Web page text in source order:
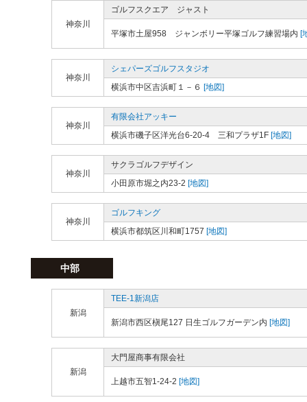
神奈川
ゴルフスクエア ジャスト
平塚市土屋958 ジャンボリー平塚ゴルフ練習場内 [
神奈川
シェパーズゴルフスタジオ
横浜市中区吉浜町１－６ [地図]
神奈川
有限会社アッキー
横浜市磯子区洋光台6-20-4 三和プラザ1F [地図]
神奈川
サクラゴルフデザイン
小田原市堀之内23-2 [地図]
神奈川
ゴルフキング
横浜市都筑区川和町1757 [地図]
中部
新潟
TEE-1新潟店
新潟市西区槇尾127 日生ゴルフガーデン内 [地図]
新潟
大門屋商事有限会社
上越市五智1-24-2 [地図]